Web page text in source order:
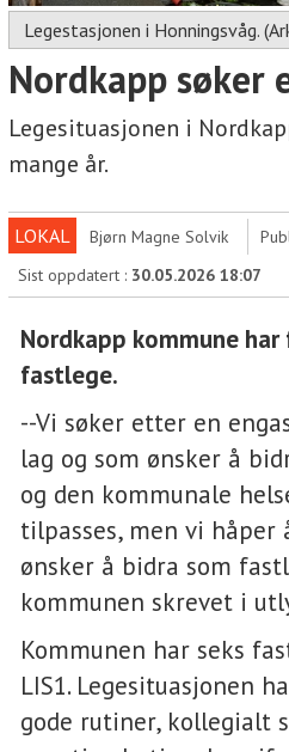
Legestasjonen i Honningsvåg.
Nordkapp søker
Legesituasjonen i
mange år.
LOKAL Bjørn Magne Solvik
Sist oppdatert : 30.05.2026 18:07
Nordkapp kommune
fastlege.
--Vi søker etter en
lag og som ønsker å
og den kommunale
tilpasses, men vi håper
ønsker å bidra som
kommunen skrevet i
Kommunen har seks
LIS1. Legesituasjonen
gode rutiner, kollegialt